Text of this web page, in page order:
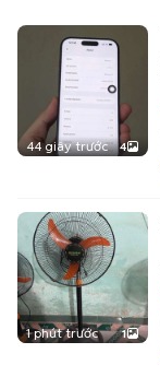
44 giây trước 4
1 phút trước 1